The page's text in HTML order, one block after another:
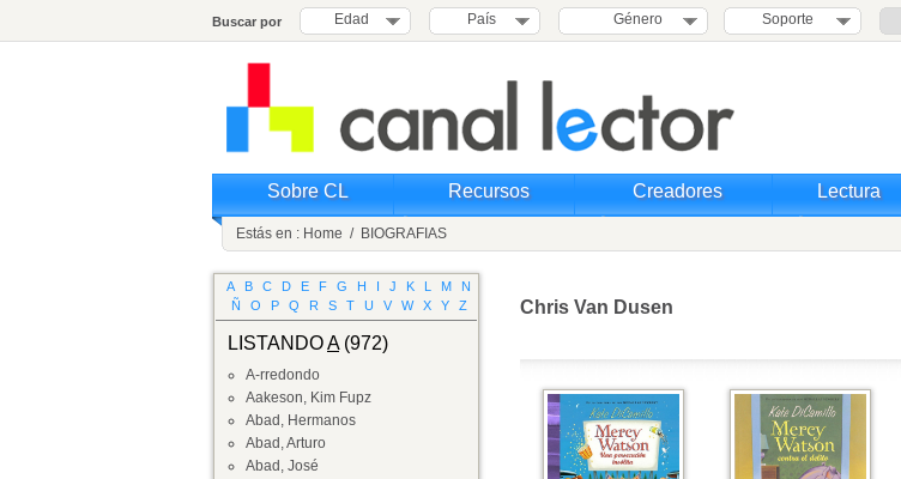
Buscar por Edad País Género Soporte
Sobre CL Recursos Creadores Lectura
Estás en : Home / BIOGRAFIAS
A B C D E F G H I J K L M
N
Ñ
O P Q R S T U V W X Y Z
LISTANDOA(972)
A-rredondo
Aakeson, Kim Fupz
Abad, Hermanos
Abad, Arturo
Abad, José
Chris Van Dusen